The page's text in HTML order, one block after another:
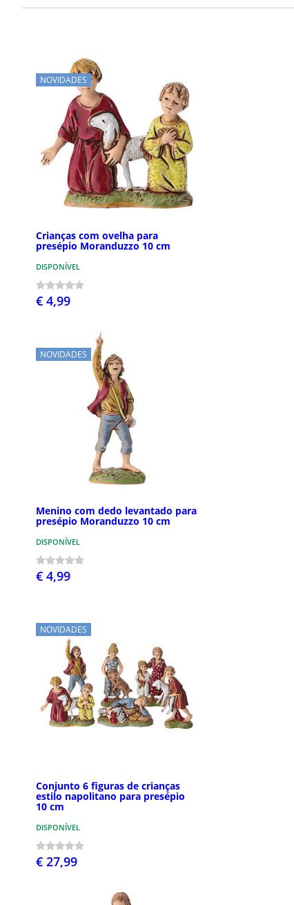
NOVIDADES
Crianças com ovelha para
presépio Moranduzzo 10 cm
DISPONÍVEL
€ 4,99
NOVIDADES
Menino com dedo levantado para
presépio Moranduzzo 10 cm
DISPONÍVEL
€ 4,99
NOVIDADES
Conjunto 6 figuras de crianças
estilo napolitano para presépio
10 cm
DISPONÍVEL
€ 27,99